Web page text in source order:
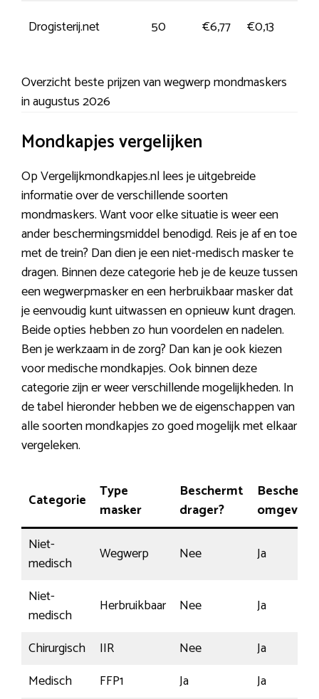
Drogisterij.net 50 €6,77 €0,13
Overzicht beste prijzen van wegwerp mondmaskers
in augustus 2026
Mondkapjes vergelijken
Op Vergelijkmondkapjes.nl lees je uitgebreide
informatie over de verschillende soorten
mondmaskers. Want voor elke situatie is weer een
ander beschermingsmiddel benodigd. Reis je af en toe
met de trein? Dan dien je een niet-medisch masker te
dragen. Binnen deze categorie heb je de keuze tussen
een wegwerpmasker en een herbruikbaar masker dat
je eenvoudig kunt uitwassen en opnieuw kunt dragen.
Beide opties hebben zo hun voordelen en nadelen.
Ben je werkzaam in de zorg? Dan kan je ook kiezen
voor medische mondkapjes. Ook binnen deze
categorie zijn er weer verschillende mogelijkheden. In
de tabel hieronder hebben we de eigenschappen van
alle soorten mondkapjes zo goed mogelijk met elkaar
vergeleken.
Categorie
Type
masker
Beschermt
drager?
Niet-
medisch
Wegwerp Nee
Ja
Niet-
medisch
Herbruikbaar Nee
Ja
Chirurgisch
IIR Nee
Ja
Medisch
FFP1 Ja Ja